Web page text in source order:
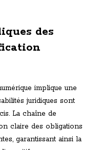
des
implique une
juridiques sont
La chaîne de
claire des obligations
garantissant ainsi la